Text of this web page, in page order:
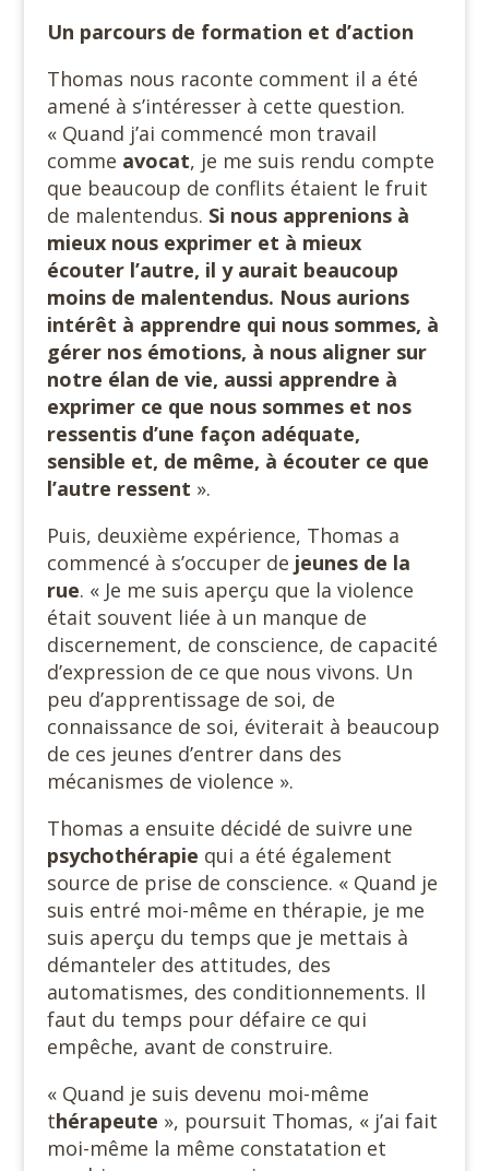
Un parcours de formation et d’action
Thomas nous raconte comment il a été
amené à s’intéresser à cette question.
« Quand j’ai commencé mon travail
comme avocat, je me suis rendu compte
que beaucoup de conflits étaient le fruit
de malentendus. Si nous apprenions à
mieux nous exprimer et à mieux
écouter l’autre, il y aurait beaucoup
moins de malentendus. Nous aurions
intérêt à apprendre qui nous sommes, à
gérer nos émotions, à nous aligner sur
notre élan de vie, aussi apprendre à
exprimer ce que nous sommes et nos
ressentis d’une façon adéquate,
sensible et, de même, à écouter ce que
l’autre ressent ».
Puis, deuxième expérience, Thomas a
commencé à s’occuper de jeunes de la
rue. « Je me suis aperçu que la violence
était souvent liée à un manque de
discernement, de conscience, de capacité
d’expression de ce que nous vivons. Un
peu d’apprentissage de soi, de
connaissance de soi, éviterait à beaucoup
de ces jeunes d’entrer dans des
mécanismes de violence ».
Thomas a ensuite décidé de suivre une
psychothérapie qui a été également
source de prise de conscience. « Quand je
suis entré moi-même en thérapie, je me
suis aperçu du temps que je mettais à
démanteler des attitudes, des
automatismes, des conditionnements. Il
faut du temps pour défaire ce qui
empêche, avant de construire.
« Quand je suis devenu moi-même
thérapeute », poursuit Thomas, « j’ai fait
moi-même la même constatation et